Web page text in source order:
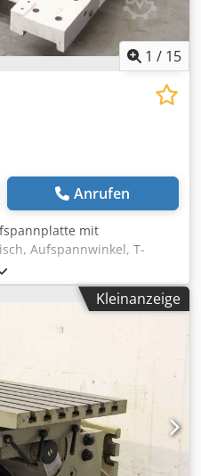
1 / 15
Anrufen
mit
Aufspannwinkel, T-
Obersupport,
Führung,
Kreuzsupport -Hersteller:
aus CNC
Ajkvrp Ejndjk -
siehe Fotos -
-Gewicht: ca. 194 kg
Kleinanzeige